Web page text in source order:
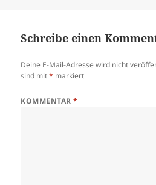
Schreibe einen
Deine E-Mail-Adresse wird nicht
sind mit* markiert
KOMMENTAR*